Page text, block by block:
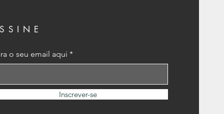
o seu email aqui
Inscrever-se